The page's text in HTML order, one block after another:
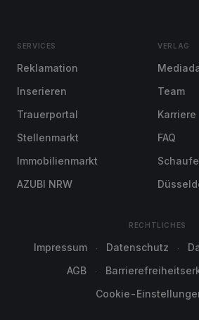
SERVICES
Reklamation
Inserieren
Trauerportal
Stellenmarkt
Immobilienmarkt
AZUBI NRW
VERLAG
Team
Karriere
FAQ
RECHTLICHES
Impressum Datenschutz
AGB
Cookie-